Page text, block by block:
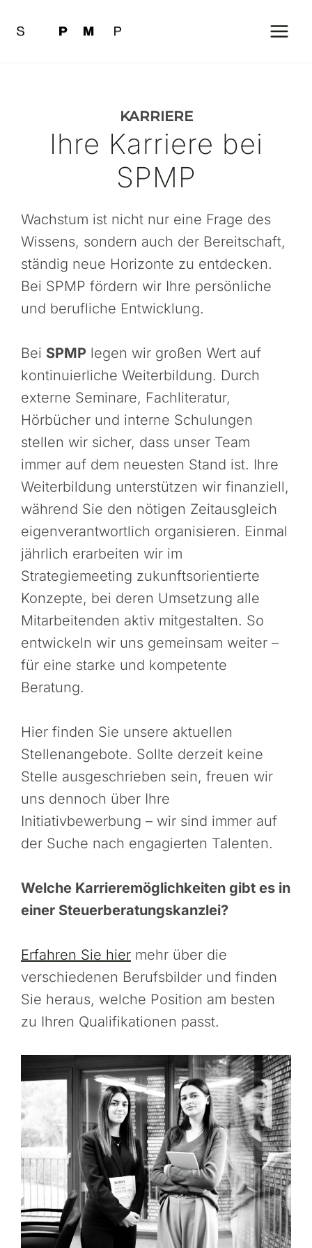
Inhalt
KARRIERE
Ihre Karriere bei
SPMP
Wachstum ist nicht nur eine Frage des
Wissens, sondern auch der Bereitschaft,
ständig neue Horizonte zu entdecken.
Bei SPMP fördern wir Ihre persönliche
und berufliche Entwicklung.
Bei SPMP legen wir großen Wert auf
kontinuierliche Weiterbildung. Durch
externe Seminare, Fachliteratur,
Hörbücher und interne Schulungen
stellen wir sicher, dass unser Team
immer auf dem neuesten Stand ist. Ihre
Weiterbildung unterstützen wir finanziell,
während Sie den nötigen Zeitausgleich
eigenverantwortlich organisieren. Einmal
jährlich erarbeiten wir im
Strategiemeeting zukunftsorientierte
Konzepte, bei deren Umsetzung alle
Mitarbeitenden aktiv mitgestalten. So
entwickeln wir uns gemeinsam weiter –
für eine starke und kompetente
Beratung.
Hier finden Sie unsere aktuellen
Stellenangebote. Sollte derzeit keine
Stelle ausgeschrieben sein, freuen wir
uns dennoch über Ihre
Initiativbewerbung – wir sind immer auf
der Suche nach engagierten Talenten.
Welche Karrieremöglichkeiten gibt es in
einer Steuerberatungskanzlei?
Erfahren Sie hier mehr über die
verschiedenen Berufsbilder und finden
Sie heraus, welche Position am besten
zu Ihren Qualifikationen passt.